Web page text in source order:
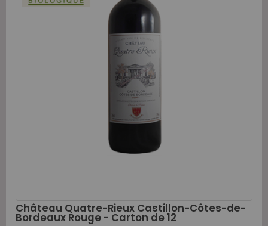
Château Quatre-Rieux Castillon-Côtes-de-
Bordeaux Rouge - Carton de 12